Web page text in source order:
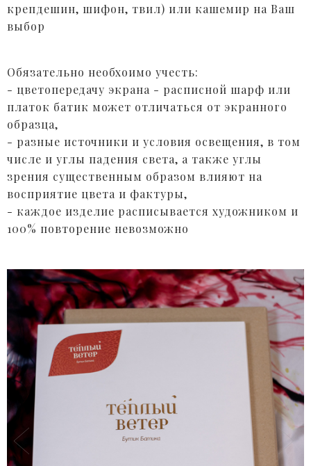
крепдешин, шифон, твил) или кашемир на Ваш
выбор
Обязательно необхоимо учесть:
- цветопередачу экрана - расписной шарф или
платок батик может отличаться от экранного
образца,
- разные источники и условия освещения, в том
числе и углы падения света, а также углы
зрения существенным образом влияют на
восприятие цвета и фактуры,
- каждое изделие расписывается художником и
100% повторение невозможно